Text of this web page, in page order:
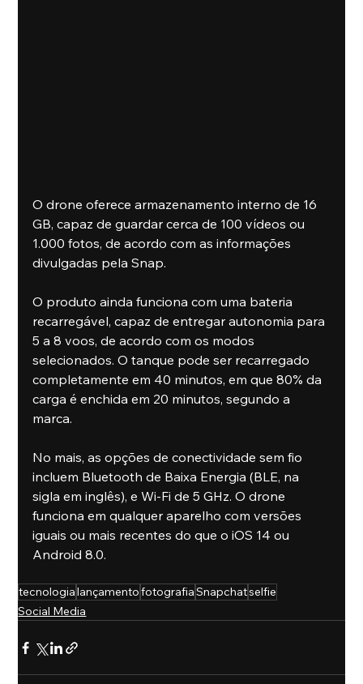
O drone oferece armazenamento interno de 16
GB, capaz de guardar cerca de 100 vídeos ou
1.000 fotos, de acordo com as informações
divulgadas pela Snap.
O produto ainda funciona com uma bateria
recarregável, capaz de entregar autonomia para
5 a 8 voos, de acordo com os modos
selecionados. O tanque pode ser recarregado
completamente em 40 minutos, em que 80% da
carga é enchida em 20 minutos, segundo a
marca.
No mais, as opções de conectividade sem fio
incluem Bluetooth de Baixa Energia (BLE, na
sigla em inglês), e Wi-Fi de 5 GHz. O drone
funciona em qualquer aparelho com versões
iguais ou mais recentes do que o iOS 14 ou
Android 8.0.
tecnologialançamentofotografiaSnapchatselfie
Social Media